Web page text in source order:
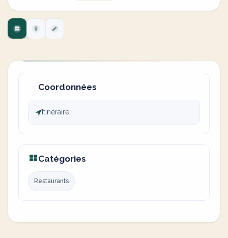
Coordonnées
Itinéraire
Catégories
Restaurants